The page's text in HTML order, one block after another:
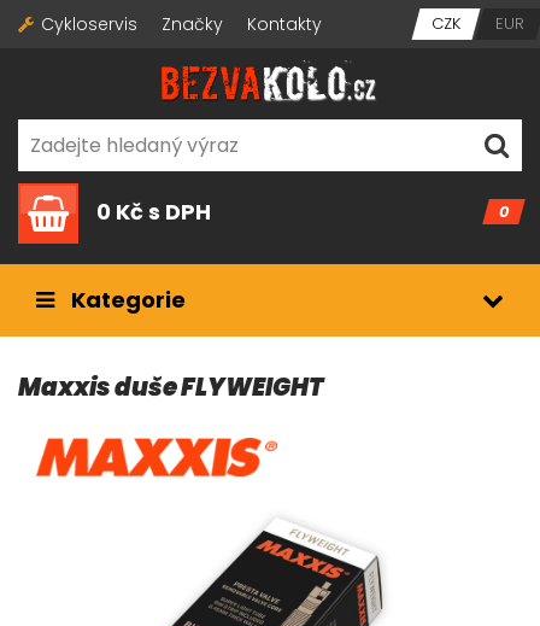
Cykloservis Značky Kontakty CZK EUR
0
0 Kčs DPH
Kategorie
Maxxis duše FLYWEIGHT